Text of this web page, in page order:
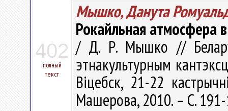
402
полный
текст
Мышко, Данута
Рокайльная атмосфера
/ Д. Р. Мышко //
этнакультурным
Віцебск, 21-22
Машерова, 2010. – С.